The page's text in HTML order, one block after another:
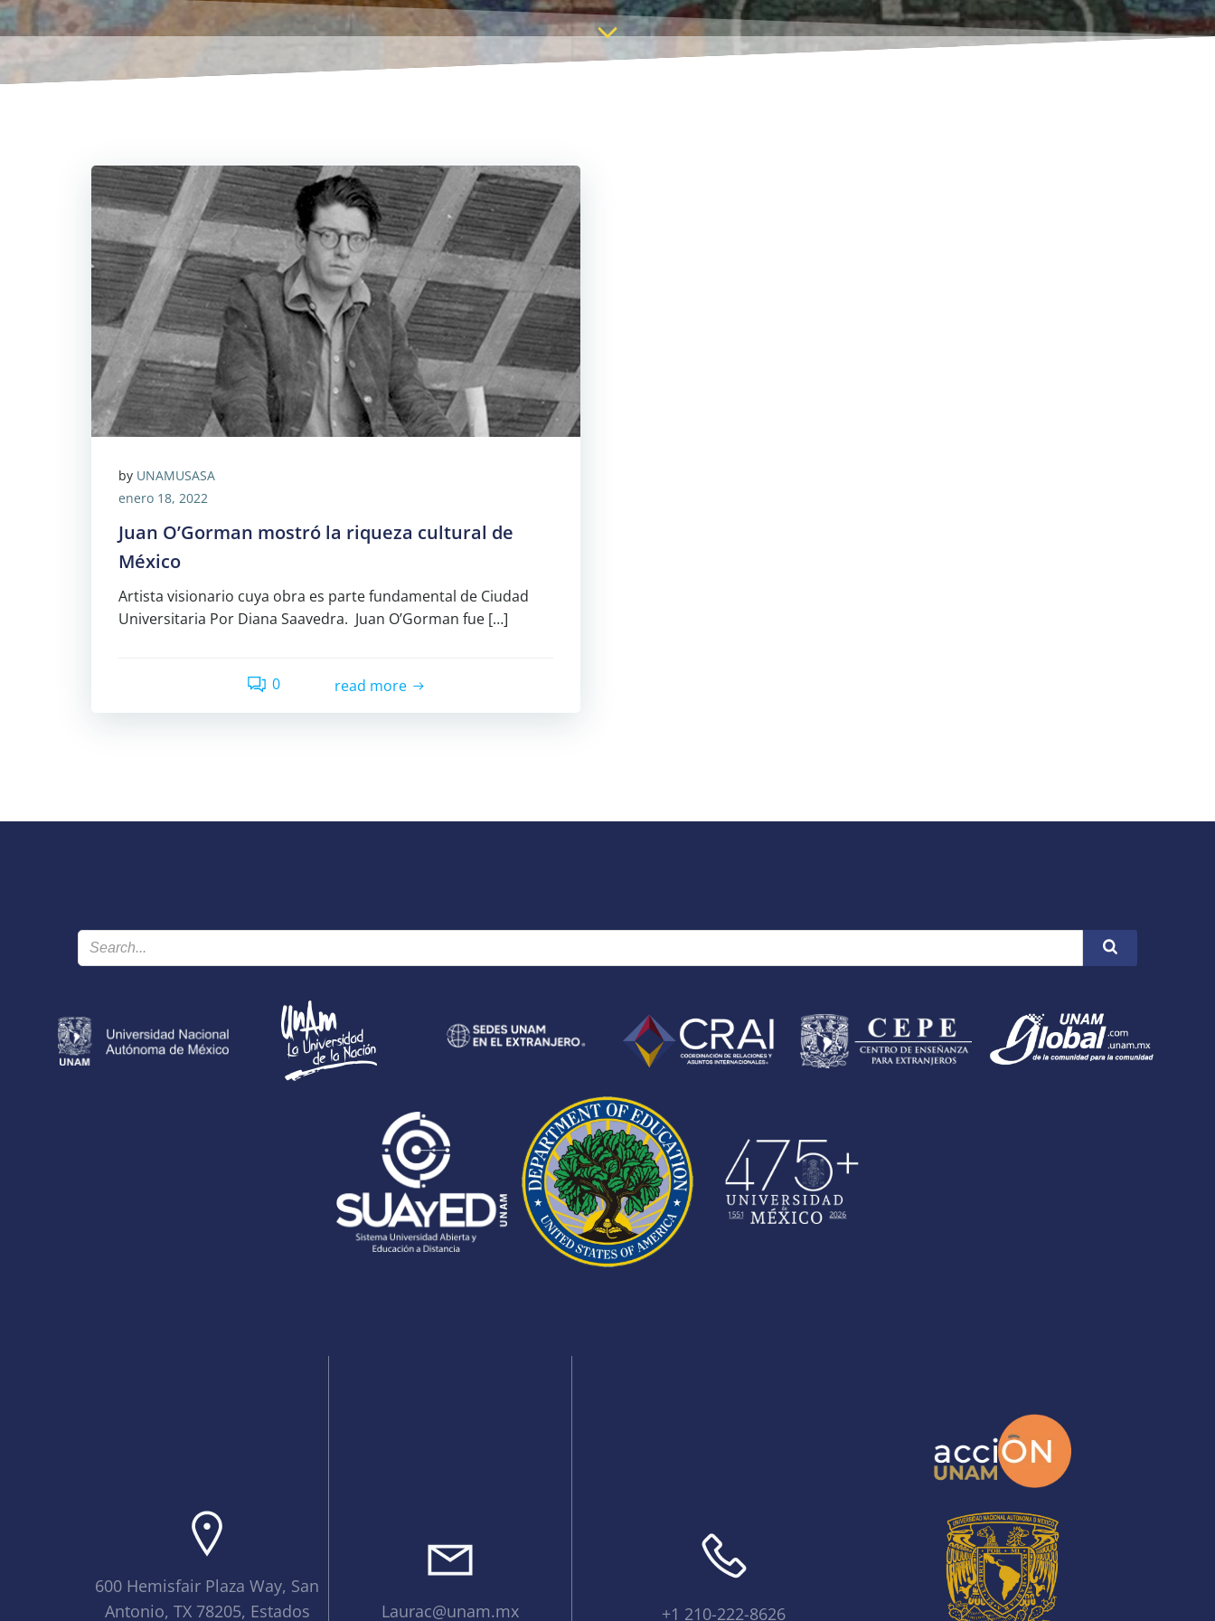
by UNAMUSASA
enero 18, 2022
Juan O’Gorman mostró la riqueza cultural de
México
Artista visionario cuya obra es parte fundamental de Ciudad
Universitaria Por Diana Saavedra. Juan O’Gorman fue […]
0 read more
600 Hemisfair Plaza Way, San
Antonio, TX 78205, Estados
Laurac@unam.mx +1 210-222-8626